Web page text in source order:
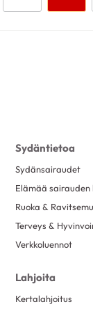
Lakritsin ja
yllättävät
Sydäntietoa
Sydänsairaudet
Elämää sairauden
Ruoka &
Terveys &
Verkkoluennot
Lahjoita
Kertalahjoitus